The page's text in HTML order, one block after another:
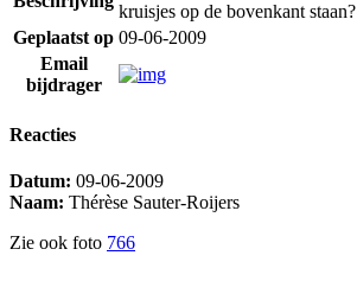
kruisjes op de bovenkant staan?
Geplaatst op 09-06-2009
Email
bijdrager
Reacties
Datum: 09-06-2009
Naam: Thérèse Sauter-Roijers
Zie ook foto 766